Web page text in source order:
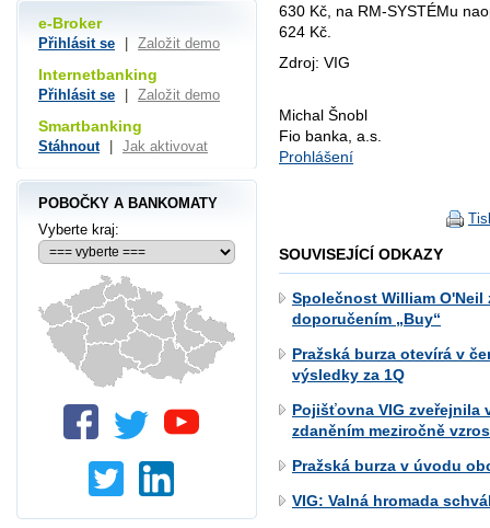
630 Kč, na RM-SYSTÉMu
624 Kč.
Zdroj: VIG
Michal Šnobl
Fio banka, a.s.
Prohlášení
SOUVISEJÍCÍ ODKAZY
Společnost William O'Neil
doporučením „Buy“
Pražská burza otevírá v
výsledky za 1Q
Pojišťovna VIG zveřejnila
zdaněním meziročně
Pražská burza v úvodu
VIG: Valná hromada
e-Broker
Přihlásit se Založit demo
Internetbanking
Přihlásit se Založit demo
Smartbanking
Stáhnout Jak aktivovat
POBOČKY A BANKOMATY
Vyberte kraj: